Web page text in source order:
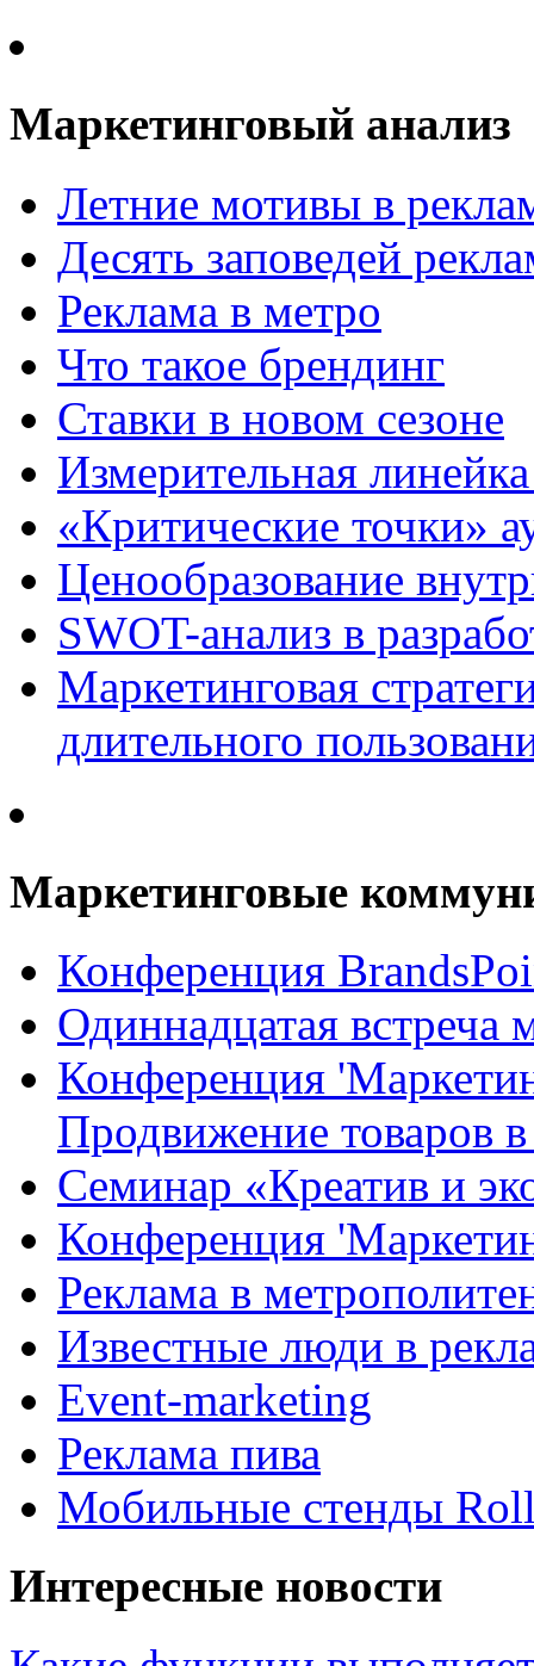
Маркетинговый анализ
Летние мотивы в
Десять заповедей
Реклама в метро
Что такое брендинг
Ставки в новом сезоне
Измерительная
«Критические точки»
Ценообразование
SWOT-анализ в
Маркетинговая
длительного
Маркетинговые
Конференция
Одиннадцатая
Конференция
Продвижение товаров
Семинар «Креатив и
Конференция
Реклама в
Известные люди в
Event-marketing
Реклама пива
Мобильные стенды
Интересные новости